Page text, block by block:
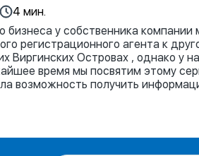
4 мин.
бизнеса у собственника
регистрационного агента к
Виргинских Островах , однако у
время мы посвятим этому
возможность получить